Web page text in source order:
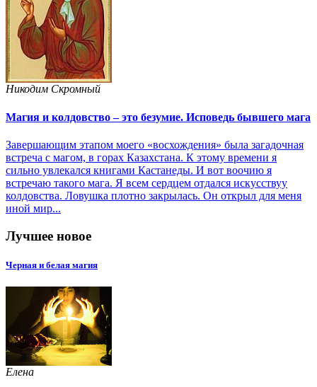
Никодим Скромный
Магия и колдовство – это безумие. Исповедь бывшего мага
Завершающим этапом моего «восхождения» была загадочная
встреча с магом, в горах Казахстана. К этому времени я
сильно увлекался книгами Кастанеды. И вот воочию я
встречаю такого мага. Я всем сердцем отдался искусствуу
колдовства. Ловушка плотно закрылась. Он открыл для меня
иной мир...
Лучшее новое
Черная и белая магия
Елена